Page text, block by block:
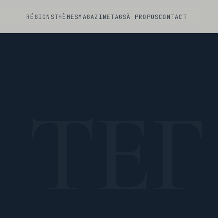
RÉGIONSTHÈMESMAGAZINETAGSÀ PROPOSCONTACT